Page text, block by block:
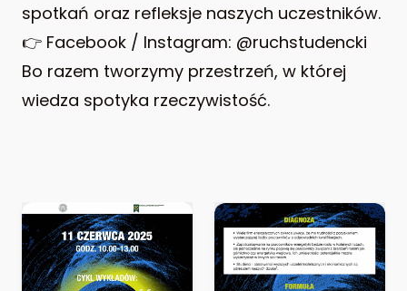
spotkań oraz refleksje naszych uczestników.
👉 Facebook / Instagram: @ruchstudencki
Bo razem tworzymy przestrzeń, w której
wiedza spotyka rzeczywistość.